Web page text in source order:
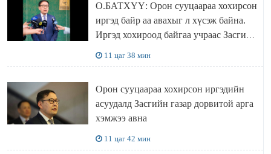
О.БАТХҮҮ: Орон сууцаараа хохирсон
иргэд байр аа авахыг л хүсэж байна.
Иргэд хохироод байгаа учраас Засгийн
11 цаг 38 мин
Орон сууцаараа хохирсон иргэдийн
асуудалд Засгийн газар дорвитой арга
хэмжээ авна
11 цаг 42 мин